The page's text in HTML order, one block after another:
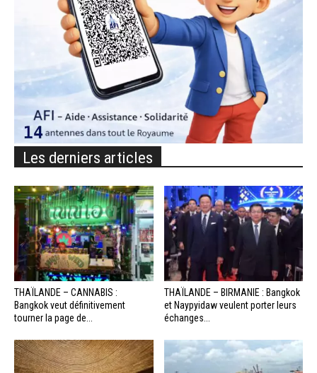
Les derniers articles
THAÏLANDE – CANNABIS :
Bangkok veut définitivement
tourner la page de...
THAÏLANDE – BIRMANIE : Bangkok
et Naypyidaw veulent porter leurs
échanges...